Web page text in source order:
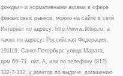
фондах» и нормативными актами в сфере
финансовых рынков, можно на сайте в сети
Интернет по адресу: http://www.tkbip.ru, а
также по адресу: Российская Федерация,
191119, Санкт-Петербург, улица Марата,
дом 69–71, лит. А, или по телефону (812)
332-7-332, у агентов по выдаче, погашению